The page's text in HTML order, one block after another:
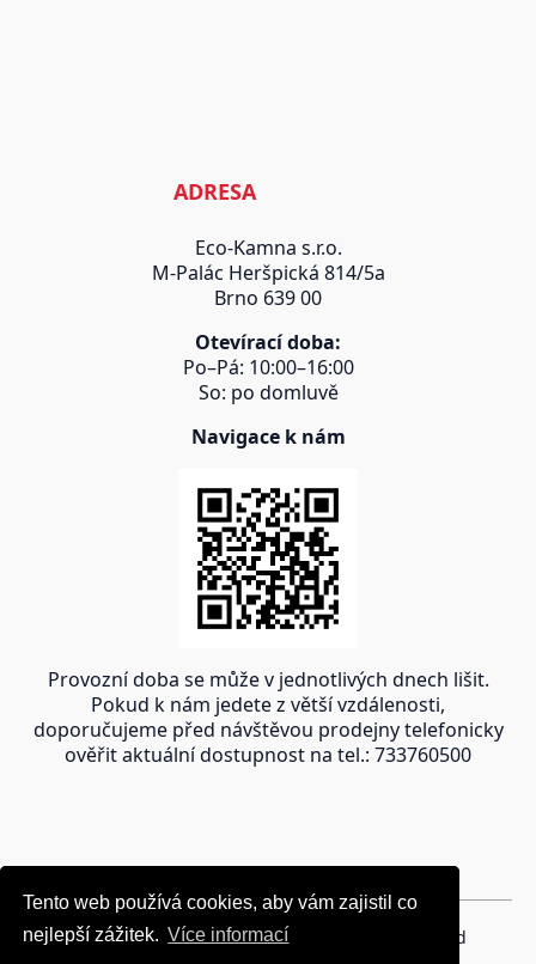
Tento web používá cookies, aby vám zajistil co
nejlepší zážitek. Více informací
Tento web používá cookies, aby vám zajistil co
nejlepší zážitek. Více informací
ADRESA
Eco-Kamna s.r.o.
M-Palác Heršpická 814/5a
Brno 639 00
Otevírací doba:
Po–Pá: 10:00–16:00
So: po domluvě
Navigace k nám
Provozní doba se může v jednotlivých dnech lišit.
Pokud k nám jedete z větší vzdálenosti,
doporučujeme před návštěvou prodejny telefonicky
ověřit aktuální dostupnost na tel.: 733760500
Copyright © 2024 oravakrb.sk, All rights reserved